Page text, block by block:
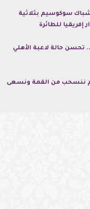
سوكوسيم بثلاثية
للطائرة
تحسن حالة لاعبة الأهلي
ننسحب من القمة ونسعى